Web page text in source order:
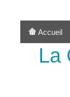
Accueil
La